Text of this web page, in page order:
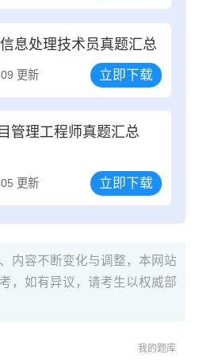
息处理技术员真题汇总
更新 立即下载
管理工程师真题汇总
更新 立即下载
内容不断变化与调整，本网站
，如有异议，请考生以权威部
我的题库